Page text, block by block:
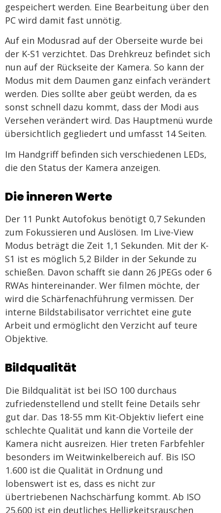
gespeichert werden. Eine Bearbeitung über den
PC wird damit fast unnötig.
Auf ein Modusrad auf der Oberseite wurde bei
der K-S1 verzichtet. Das Drehkreuz befindet sich
nun auf der Rückseite der Kamera. So kann der
Modus mit dem Daumen ganz einfach verändert
werden. Dies sollte aber geübt werden, da es
sonst schnell dazu kommt, dass der Modi aus
Versehen verändert wird. Das Hauptmenü wurde
übersichtlich gegliedert und umfasst 14 Seiten.
Im Handgriff befinden sich verschiedenen LEDs,
die den Status der Kamera anzeigen.
Die inneren Werte
Der 11 Punkt Autofokus benötigt 0,7 Sekunden
zum Fokussieren und Auslösen. Im Live-View
Modus beträgt die Zeit 1,1 Sekunden. Mit der K-
S1 ist es möglich 5,2 Bilder in der Sekunde zu
schießen. Davon schafft sie dann 26 JPEGs oder 6
RWAs hintereinander. Wer filmen möchte, der
wird die Schärfenachführung vermissen. Der
interne Bildstabilisator verrichtet eine gute
Arbeit und ermöglicht den Verzicht auf teure
Objektive.
Bildqualität
Die Bildqualität ist bei ISO 100 durchaus
zufriedenstellend und stellt feine Details sehr
gut dar. Das 18-55 mm Kit-Objektiv liefert eine
schlechte Qualität und kann die Vorteile der
Kamera nicht ausreizen. Hier treten Farbfehler
besonders im Weitwinkelbereich auf. Bis ISO
1.600 ist die Qualität in Ordnung und
lobenswert ist es, dass es nicht zur
übertriebenen Nachschärfung kommt. Ab ISO
25.600 ist ein deutliches Helligkeitsrauschen